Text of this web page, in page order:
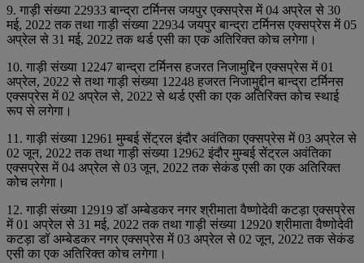
9. गाड़ी संख्‍या 22933 बान्‍द्रा टर्मिनस जयपुर एक्‍सप्रेस में 04 अप्रेल से 30
मई, 2022 तक तथा गाड़ी संख्‍या 22934 जयपुर बान्‍द्रा टर्मिनस एक्‍सप्रेस में 05
अप्रेल से 31 मई, 2022 तक थर्ड एसी का एक अतिरिक्‍त कोच लगेगा।
10. गाड़ी संख्‍या 12247 बान्‍द्रा टर्मिनस हजरत निजामुद्दिन एक्‍सप्रेस में 01
अप्रेल, 2022 से तथा गाड़ी संख्‍या 12248 हजरत निजामुद्दीन बान्‍द्रा टर्मिनस
एक्‍सप्रेस में 02 अप्रेल से, 2022 से थर्ड एसी का एक अतिरिक्‍त कोच स्‍थाई
रूप से लगेगा।
11. गाड़ी संख्‍या 12961 मुम्‍बई सेंट्रल इंदौर अवंतिका एक्‍सप्रेस में 03 अप्रेल से
02 जून, 2022 तक तथा गाड़ी संख्‍या 12962 इंदौर मुम्‍बई सेंट्रल अवंतिका
एक्‍सप्रेस में 04 अप्रेल से 03 जून, 2022 तक सेकंड एसी का एक अतिरिक्‍त
कोच लगेगा।
12. गाड़ी संख्‍या 12919 डॉ अम्‍बेडकर नगर श्रीमाता वैष्‍णोदेवी कटड़ा एक्‍सप्रेस
में 01 अप्रेल से 31 मई, 2022 तक तथा गाड़ी संख्‍या 12920 श्रीमाता वैष्‍णोदेवी
कटड़ा डॉ अम्‍बेडकर नगर एक्‍सप्रेस में 03 अप्रेल से 02 जून, 2022 तक सेकंड
एसी का एक अतिरिक्‍त कोच लगेगा।